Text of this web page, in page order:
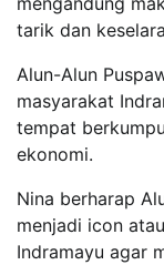
tarik dan
Alun-Alun
masyarakat
tempat
ekonomi.
Nina berharap
menjadi icon
Indramayu agar